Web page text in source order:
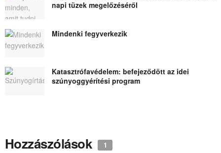
napi tüzek megelőzéséről
Mindenki fegyverkezik
Katasztrófavédelem: befejeződött az idei
szúnyoggyérítési program
Hozzászólások 1